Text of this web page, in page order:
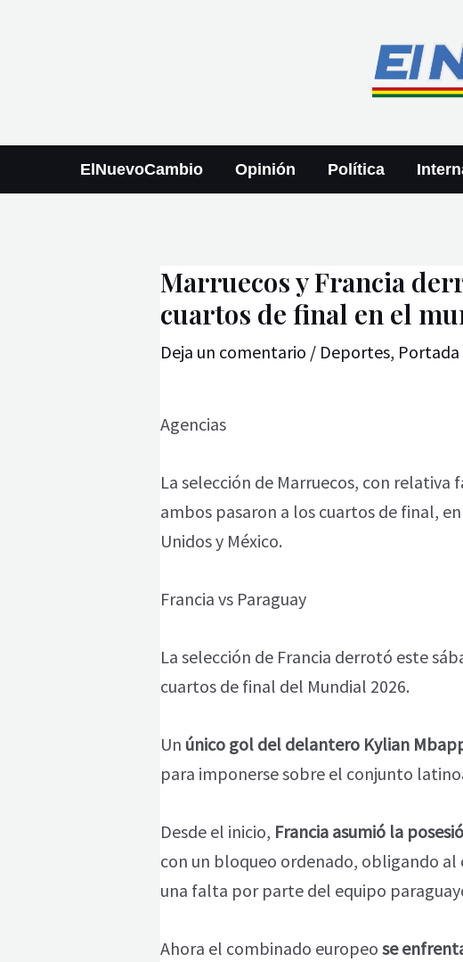
ElNuevoCambio Opinión Política
Marruecos y Francia
cuartos de final en el
Deja un comentario / Deportes, Portada
Agencias
La selección de Marruecos, con relativa
ambos pasaron a los cuartos de final,
Unidos y México.
Francia vs Paraguay
La selección de Francia derrotó este
cuartos de final del Mundial 2026.
Un único gol del delantero Kylian
para imponerse sobre el conjunto
Desde el inicio, Francia asumió la
con un bloqueo ordenado, obligando
una falta por parte del equipo
Ahora el combinado europeo se